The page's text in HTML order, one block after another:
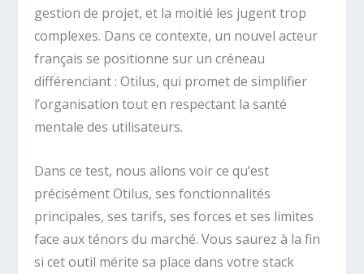
gestion de projet, et la moitié les jugent trop
complexes. Dans ce contexte, un nouvel acteur
français se positionne sur un créneau
différenciant : Otilus, qui promet de simplifier
l’organisation tout en respectant la santé
mentale des utilisateurs.
Dans ce test, nous allons voir ce qu’est
précisément Otilus, ses fonctionnalités
principales, ses tarifs, ses forces et ses limites
face aux ténors du marché. Vous saurez à la fin
si cet outil mérite sa place dans votre stack